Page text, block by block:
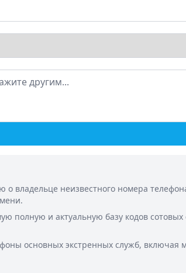
о владельце неизвестного номера
полную и актуальную базу кодов
основных экстренных служб,